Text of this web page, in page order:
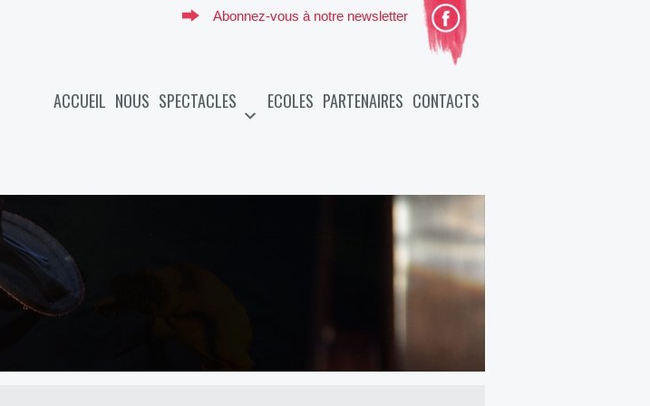
Abonnez-vous à notre newsletter
ACCUEIL NOUS SPECTACLES ECOLES PARTENAIRES CONTACTS